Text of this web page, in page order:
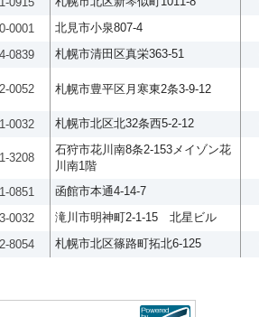
0001 北見市小泉807-4
0839 札幌市清田区真栄363-51
0052 札幌市豊平区月寒東2条3-9-12
0032 札幌市北区北32条西5-2-12
3208
石狩市花川南8条2-153メイゾン花
川南1階
0851 函館市本通4-14-7
0032 滝川市明神町2-1-15 北星ビル
8054 札幌市北区篠路町拓北6-125